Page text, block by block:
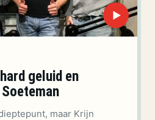
▶
geluid en
maar Krijn